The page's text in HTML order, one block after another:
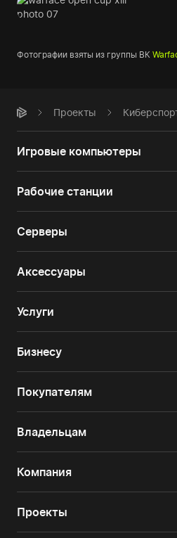
Фотографии взяты из группы ВК
Проекты
Игровые компьютеры
Рабочие станции
Серверы
Аксессуары
Услуги
Бизнесу
Покупателям
Владельцам
Компания
Проекты